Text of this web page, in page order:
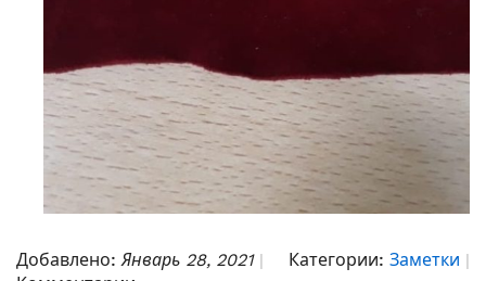
Добавлено: Январь 28, 2021 Категории: Заметки